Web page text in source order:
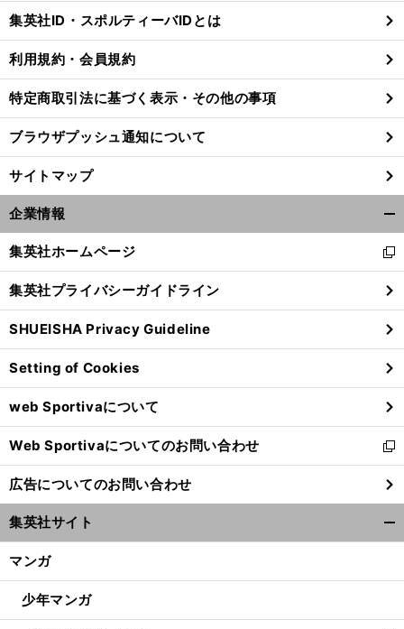
前
る
集英社ID・スポルティーバIDとは
利用規約・会員規約
特定商取引法に基づく表示・その他の事項
ブラウザプッシュ通知について
サイトマップ
企業情報
閉
る
集英社ホームページ
新
し
い
ウ
ィ
ン
ド
ウ
で
開
く
集英社プライバシーガイドライン
SHUEISHA Privacy Guideline
Setting of Cookies
web Sportivaについて
Web Sportivaについてのお問い合わせ
新
し
い
ウ
ィ
ン
ウ
開
広告についてのお問い合わせ
集英社サイト
マンガ
少年マンガ